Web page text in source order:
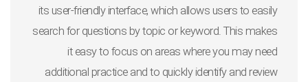
its user-friendly interface, which allows users to easily
search for questions by topic or keyword. This makes
it easy to focus on areas where you may need
additional practice and to quickly identify and review